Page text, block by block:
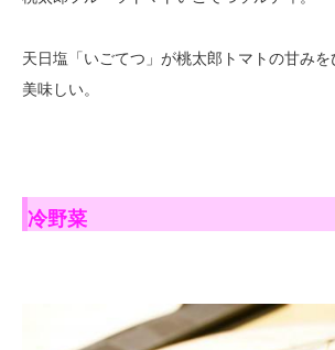
天日塩「いごてつ」が桃太郎トマトの甘みを
美味しい。
冷野菜